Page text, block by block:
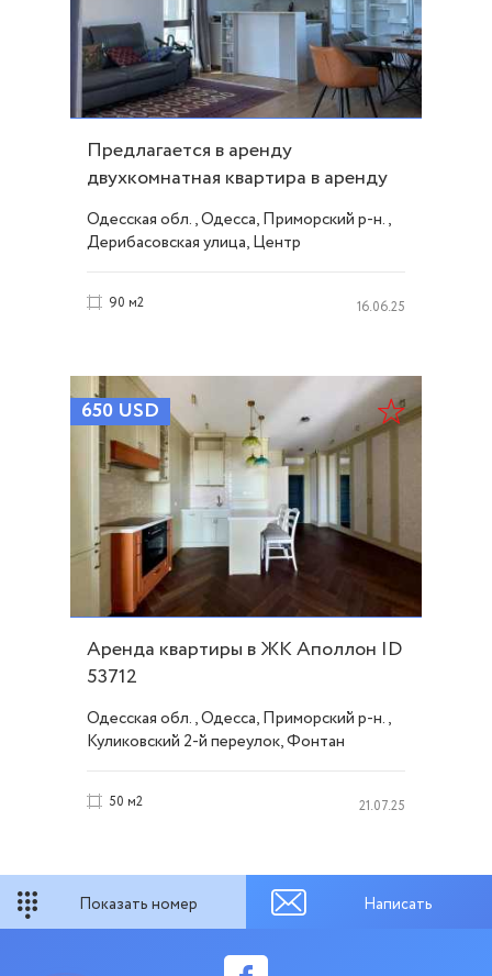
Предлагается в аренду
двухкомнатная квартира в аренду
на Дерибасовской ID 52920
Одесская обл., Одесса, Приморский р-н.,
Дерибасовская улица, Центр
90 м2 16.06.25
650 USD
Аренда квартиры в ЖК Аполлон ID
53712
Одесская обл., Одесса, Приморский р-н.,
Куликовский 2-й переулок, Фонтан
50 м2 21.07.25
Показать номер Написать